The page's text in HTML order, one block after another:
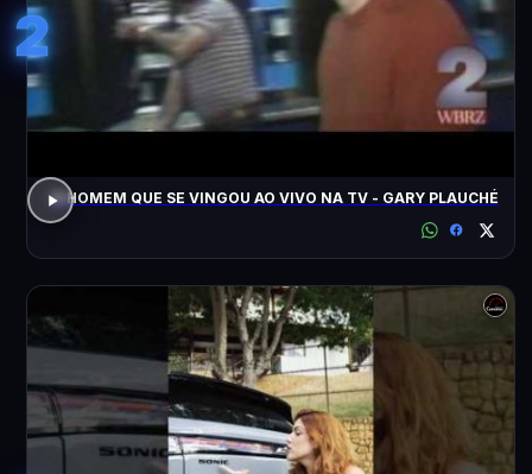
2
O HOMEM QUE SE VINGOU AO VIVO NA TV - GARY PLAUCHÉ